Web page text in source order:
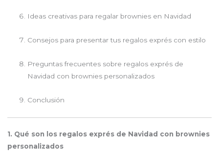
Ideas creativas para regalar brownies en Navidad
Consejos para presentar tus regalos exprés con estilo
Preguntas frecuentes sobre regalos exprés de
Navidad con brownies personalizados
Conclusión
1. Qué son los regalos exprés de Navidad con brownies
personalizados